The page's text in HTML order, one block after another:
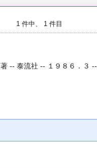
1 件中、 1 件目
-- 泰流社 -- １９８６．３ --